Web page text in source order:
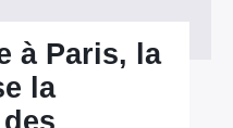
à Paris, la
la